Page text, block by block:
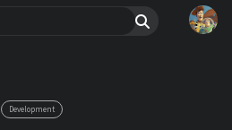
Development